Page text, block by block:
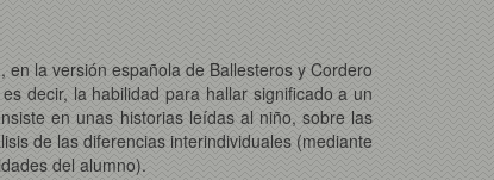
la versión española de Ballesteros y Cordero
decir, la habilidad para hallar significado a un
en unas historias leídas al niño, sobre las
de las diferencias interindividuales (mediante
del alumno).